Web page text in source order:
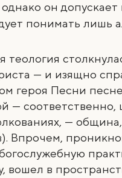
он допускает
пониматьлишь
теология
— и изящно
героя Песни
— соответственно,
—
Впрочем,
вошел в